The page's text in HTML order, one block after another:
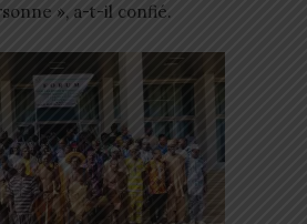
», a-t-il confié.